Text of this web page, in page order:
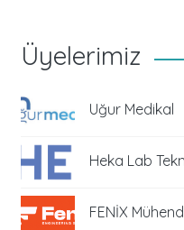
Üyelerimiz
Uğur Medikal
Heka Lab
FENİX